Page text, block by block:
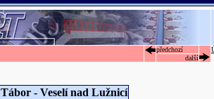
předchozí
další
Tábor - Veselí nad Lužnicí